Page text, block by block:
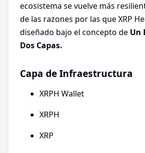
ecosistema se vuelve más
de las razones por las que XRP
diseñado bajo el concepto de Un
Dos Capas.
Capa de Infraestructura
XRPH Wallet
XRPH
XRP